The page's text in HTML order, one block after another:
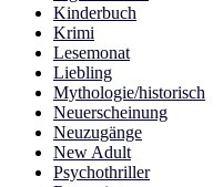
Kinderbuch
Krimi
Lesemonat
Liebling
Mythologie/historisch
Neuerscheinung
Neuzugänge
New Adult
Psychothriller